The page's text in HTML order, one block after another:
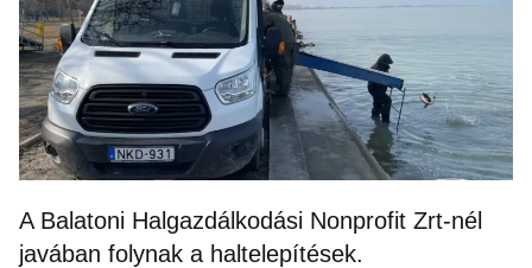
A Balatoni Halgazdálkodási Nonprofit Zrt-nél
javában folynak a haltelepítések.